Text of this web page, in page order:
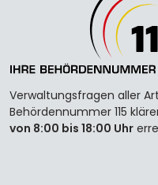
Verwaltungsfragen aller
Behördennummer 115
von 8:00 bis 18:00 Uhr